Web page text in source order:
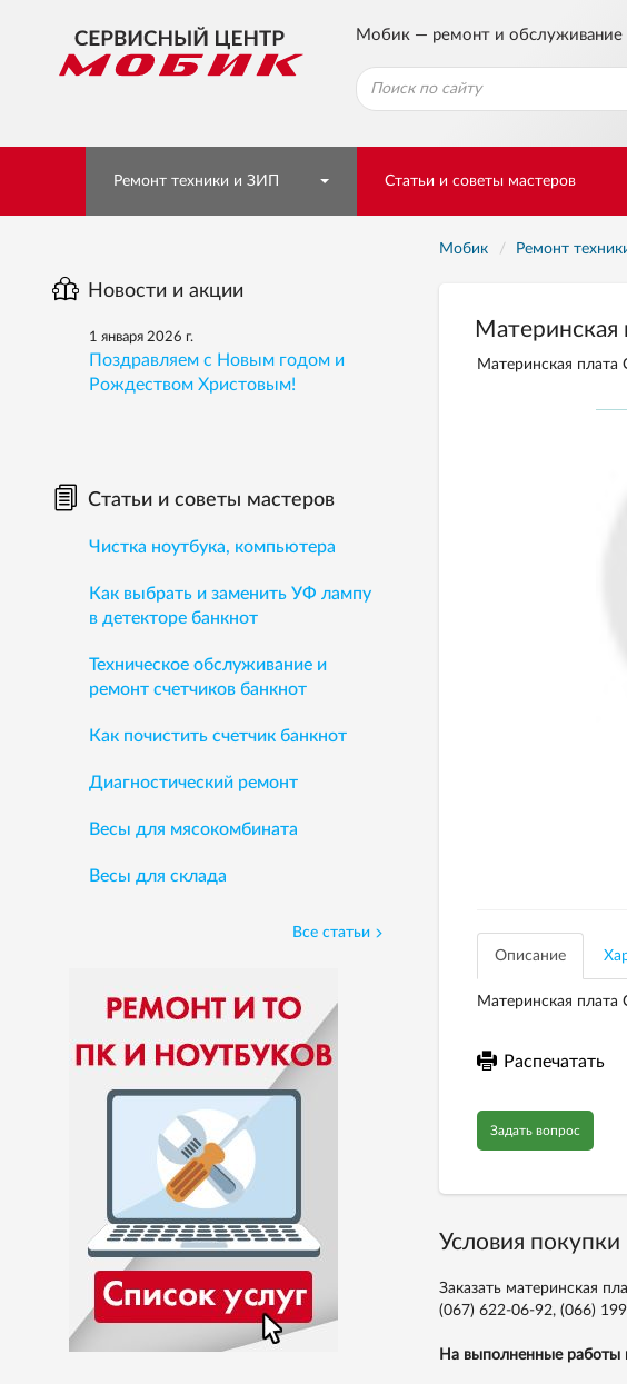
Мобик — ремонт и обслуживание
Ремонт техники и ЗИП Статьи и советы мастеров
Мобик Ремонт
Материнская
Материнская плата
Описание
Материнская плата
Распечатать
Задать вопрос
Условия покупки
Заказать материнская
(067) 622-06-92, (066)
На выполненные работы
Новости и акции
1 января 2026 г.
Поздравляем с Новым годом и
Рождеством Христовым!
Статьи и советы мастеров
Чистка ноутбука, компьютера
Как выбрать и заменить УФ лампу
в детекторе банкнот
Техническое обслуживание и
ремонт счетчиков банкнот
Как почистить счетчик банкнот
Диагностический ремонт
Весы для мясокомбината
Весы для склада
Все статьи